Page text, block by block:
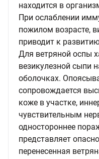
находится в
При ослаблении
пожилом возрасте,
приводит к
Для ветряной оспы
везикулезной сыпи
оболочках.
сопровождается
коже в участке,
чувствительным
одностороннее
представляет
перенесенная